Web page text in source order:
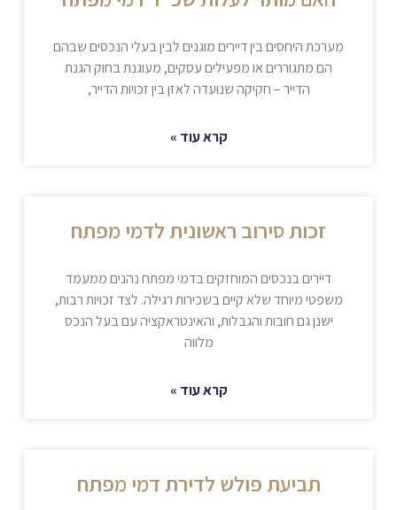
מערכת היחסים בין דיירים מוגנים לבין בעלי הנכסים שבהם
הם מתגוררים או מפעילים עסקים, מעוגנת בחוק הגנת
הדייר – חקיקה שנועדה לאזן בין זכויות הדייר,
קרא עוד »
זכות סירוב ראשונית לדמי מפתח
דיירים בנכסים המוחזקים בדמי מפתח נהנים ממעמד
משפטי מיוחד שלא קיים בשכירות רגילה. לצד זכויות רבות,
ישנן גם חובות והגבלות, והאינטראקציה עם בעל הנכס
מלווה
קרא עוד »
תביעת פולש לדירת דמי מפתח